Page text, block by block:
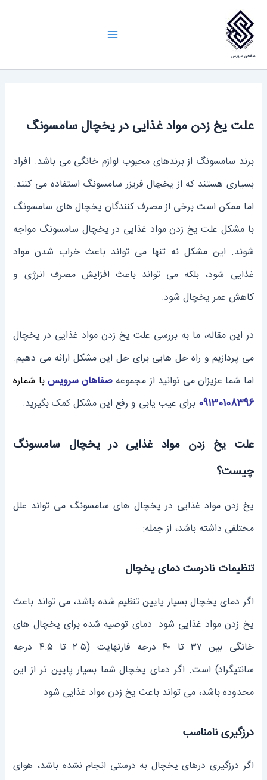
محتواصفاهان سرویس
علت یخ زدن مواد غذایی در یخچال سامسونگ
برند سامسونگ از برندهای محبوب لوازم خانگی می باشد. افراد
بسیاری هستند که از یخچال فریزر سامسونگ استفاده می کنند.
اما ممکن است برخی از مصرف کنندگان یخچال های سامسونگ
با مشکل علت یخ زدن مواد غذایی در یخچال سامسونگ مواجه
شوند. این مشکل نه تنها می تواند باعث خراب شدن مواد
غذایی شود، بلکه می تواند باعث افزایش مصرف انرژی و
کاهش عمر یخچال شود.
در این مقاله، ما به بررسی علت یخ زدن مواد غذایی در یخچال
می پردازیم و راه حل هایی برای حل این مشکل ارائه می دهیم.
اما شما عزیزان می توانید از مجموعه صفاهان سرویسبا شماره
09130108396 برای عیب یابی و رفع این مشکل کمک بگیرید.
علت یخ زدن مواد غذایی در یخچال سامسونگ
چیست؟
یخ زدن مواد غذایی در یخچال های سامسونگ می تواند علل
مختلفی داشته باشد، از جمله:
تنظیمات نادرست دمای یخچال
اگر دمای یخچال بسیار پایین تنظیم شده باشد، می تواند باعث
یخ زدن مواد غذایی شود. دمای توصیه شده برای یخچال های
خانگی بین ۳۷ تا ۴۰ درجه فارنهایت (۲.۵ تا ۴.۵ درجه
سانتیگراد) است. اگر دمای یخچال شما بسیار پایین تر از این
محدوده باشد، می تواند باعث یخ زدن مواد غذایی شود.
درزگیری نامناسب
اگر درزگیری درهای یخچال به درستی انجام نشده باشد، هوای